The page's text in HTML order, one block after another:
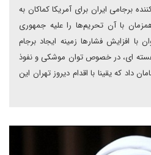
برجامی ایران برای آمریکا کماکان به
با آن تحریم‌ها را علیه جمهوری
با افزایش فشارها زمینه ایجاد برجام
ای، در خصوص توان موشکی و نفوذ
برجام ۲و ۳ را سامان داد که یقینا با اقدام دیروز تهران این